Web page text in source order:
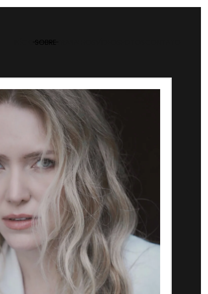
INÍCIOSOBRETRABALHOS